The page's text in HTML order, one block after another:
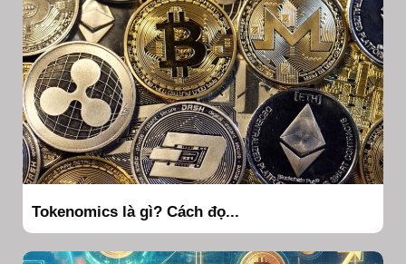
Tokenomics là gì? Cách đọ...